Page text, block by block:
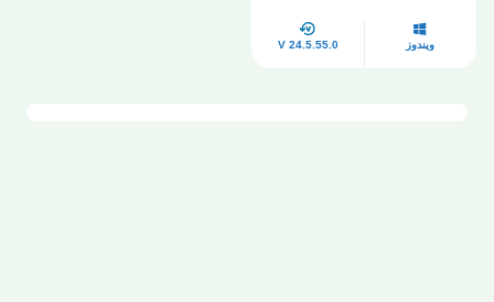
ويندوز V 24.5.55.0